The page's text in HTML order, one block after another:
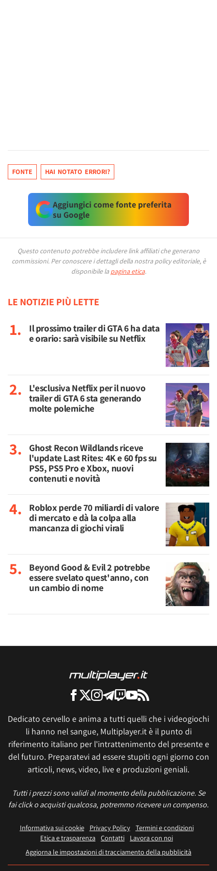
FONTE HAI NOTATO ERRORI?
Aggiungici come fonte preferita
su Google
Questo contenuto potrebbe includere link affiliati che generano
commissioni. Per conoscere i dettagli della nostra policy editoriale, è
disponibile la pagina etica.
LE NOTIZIE PIÙ LETTE
Il prossimo trailer di GTA 6 ha data
e orario: sarà visibile su Netflix
L'esclusiva Netflix per il nuovo
trailer di GTA 6 sta generando
molte polemiche
Ghost Recon Wildlands riceve
l'update Last Rites: 4K e 60 fps su
PS5, PS5 Pro e Xbox, nuovi
contenuti e novità
Roblox perde 70 miliardi di valore
di mercato e dà la colpa alla
mancanza di giochi virali
Beyond Good & Evil 2 potrebbe
essere svelato quest'anno, con
un cambio di nome
Dedicato cervello e anima a tutti quelli che i videogiochi
li hanno nel sangue, Multiplayer.it è il punto di
riferimento italiano per l'intrattenimento del presente e
del futuro. Preparatevi ad essere stupiti ogni giorno con
articoli, news, video, live e produzioni geniali.
Tutti i prezzi sono validi al momento della pubblicazione. Se
fai click o acquisti qualcosa, potremmo ricevere un compenso.
Informativa sui cookie Privacy Policy
Termini e condizioni
Etica e trasparenza Contatti
Lavora con noi
Aggiorna le impostazioni di tracciamento della pubblicità